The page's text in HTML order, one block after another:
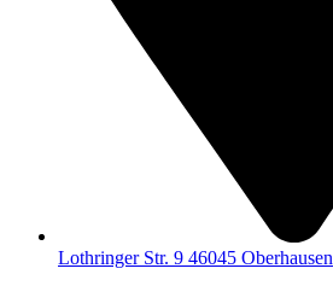
Lothringer Str. 9 46045 Oberhausen